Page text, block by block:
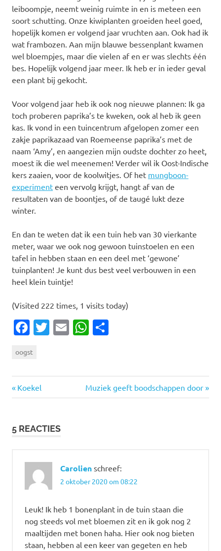
leiboompje, neemt weinig ruimte in en is meteen een
soort schutting. Onze kiwiplanten groeiden heel goed,
hopelijk komen er volgend jaar vruchten aan. Ook had ik
wat frambozen. Aan mijn blauwe bessenplant kwamen
wel bloempjes, maar die vielen af en er was slechts één
bes. Hopelijk volgend jaar meer. Ik heb er in ieder geval
een plant bij gekocht.
Voor volgend jaar heb ik ook nog nieuwe plannen: Ik ga
toch proberen paprika’s te kweken, ook al heb ik geen
kas. Ik vond in een tuincentrum afgelopen zomer een
zakje paprikazaad van Roemeense paprika’s met de
naam ‘Amy’, en aangezien mijn oudste dochter zo heet,
moest ik die wel meenemen! Verder wil ik Oost-Indische
kers zaaien, voor de koolwitjes. Of het mungboon-
experiment een vervolg krijgt, hangt af van de
resultaten van de boontjes, of de taugé lukt deze
winter.
En dan te weten dat ik een tuin heb van 30 vierkante
meter, waar we ook nog gewoon tuinstoelen en een
tafel in hebben staan en een deel met ‘gewone’
tuinplanten! Je kunt dus best veel verbouwen in een
heel klein tuintje!
(Visited 222 times, 1 visits today)
Facebook
Twitter
EmailWhatsApp
oogst
Bericht
Vorige
bericht:
Koekel
Volgende
bericht:
Muziek geeft boodschappen door
5 REACTIES
Carolien schreef:
2 oktober 2020 om 08:22
Leuk! Ik heb 1 bonenplant in de tuin staan die
nog steeds vol met bloemen zit en ik gok nog 2
maaltijden met bonen haha. Hier ook nog bieten
staan, hebben al een keer van gegeten en heb